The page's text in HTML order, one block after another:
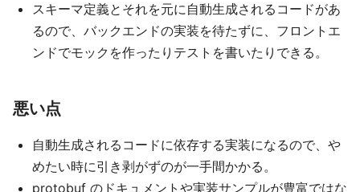
スキーマ定義とそれを元に自動生成されるコードがあ
るので、バックエンドの実装を待たずに、フロントエ
ンドでモックを作ったりテストを書いたりできる。
悪い点
自動生成されるコードに依存する実装になるので、や
めたい時に引き剥がずのが一手間かかる。
protobuf のドキュメントや実装サンプルが豊富ではな